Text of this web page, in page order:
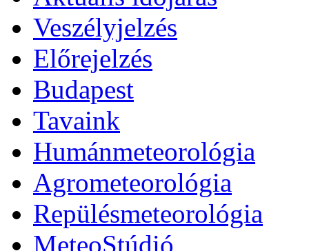
Veszélyjelzés
Előrejelzés
Budapest
Tavaink
Humánmeteorológia
Agrometeorológia
Repülésmeteorológia
MeteoStúdió